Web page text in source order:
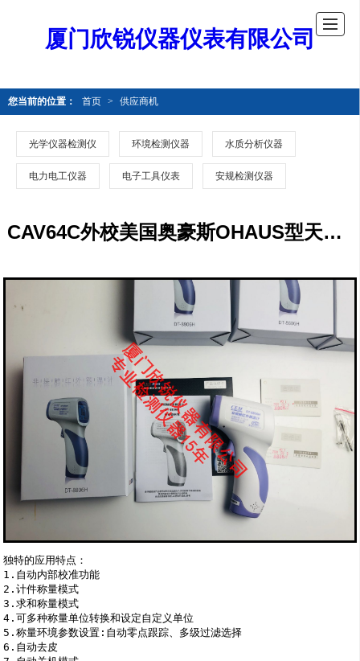
厦门欣锐仪器仪表有限公司
您当前的位置： 首页 > 供应商机
光学仪器检测仪 环境检测仪器 水质分析仪器
电力电工仪器 电子工具仪表 安规检测仪器
CAV64C外校美国奥豪斯OHAUS型天平CAV64C外校
独特的应用特点：
1.自动内部校准功能
2.计件称量模式
3.求和称量模式
4.可多种称量单位转换和设定自定义单位
5.称量环境参数设置:自动零点跟踪、多级过滤选择
6.自动去皮